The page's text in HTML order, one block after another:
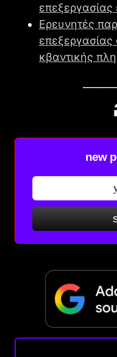
επεξεργασίας
Ερευνητές
κβαντικής
new